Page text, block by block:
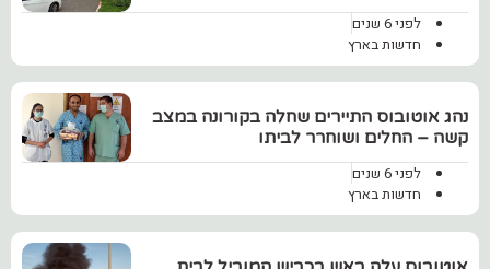
לפני 6 שנים
חדשות בארץ
נהג אוטובוס התיירים שחלה בקורונה במצב
קשה – החלים ושוחרר לביתו
לפני 6 שנים
חדשות בארץ